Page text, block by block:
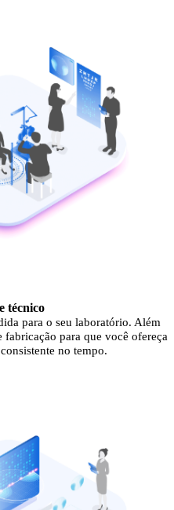
técnico
para o seu laboratório. Além
para que você ofereça
no tempo.